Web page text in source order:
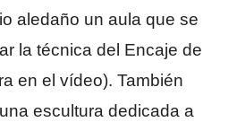
aledaño un aula que se
la técnica del Encaje de
en el vídeo). También
escultura dedicada a